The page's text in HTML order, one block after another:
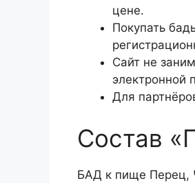
цене.
Покупать
Сайт не
электронной
Для
Состав
БАД к пище Перец,